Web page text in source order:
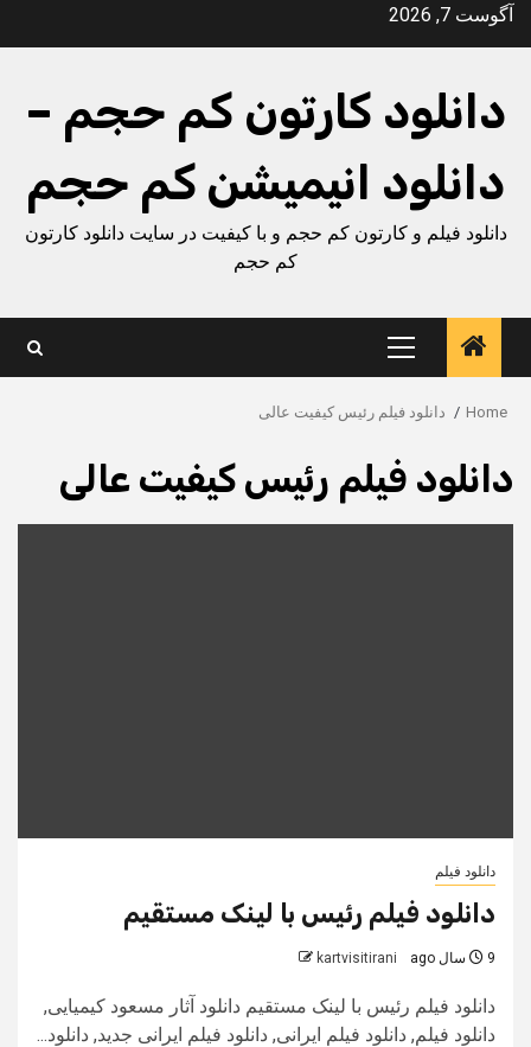
Skipآگوست 7, 2026
دانلود کارتون کم حجم –
دانلود انیمیشن کم حجم
دانلود فیلم و کارتون کم حجم و با کیفیت در سایت دانلود کارتون
کم حجم
Primary
Menu
Home دانلود فیلم رئیس کیفیت عالی
دانلود فیلم رئیس کیفیت عالی
دانلود فیلم
دانلود فیلم رئیس با لینک مستقیم
9 سال ago kartvisitirani
دانلود فیلم رئیس با لینک مستقیم دانلود آثار مسعود کیمیایی,
دانلود فیلم, دانلود فیلم ایرانی, دانلود فیلم ایرانی جدید, دانلود...